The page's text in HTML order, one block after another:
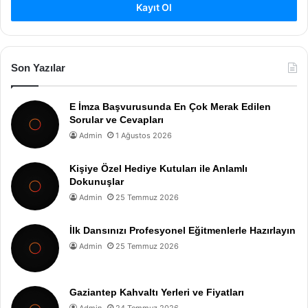
Kayıt Ol
Son Yazılar
E İmza Başvurusunda En Çok Merak Edilen
Sorular ve Cevapları
Admin 1 Ağustos 2026
Kişiye Özel Hediye Kutuları ile Anlamlı
Dokunuşlar
Admin 25 Temmuz 2026
İlk Dansınızı Profesyonel Eğitmenlerle Hazırlayın
Admin 25 Temmuz 2026
Gaziantep Kahvaltı Yerleri ve Fiyatları